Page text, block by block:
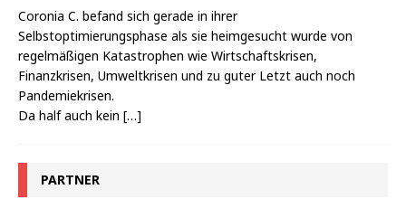
Coronia C. befand sich gerade in ihrer
Selbstoptimierungsphase als sie heimgesucht wurde von
regelmäßigen Katastrophen wie Wirtschaftskrisen,
Finanzkrisen, Umweltkrisen und zu guter Letzt auch noch
Pandemiekrisen.
Da half auch kein […]
PARTNER